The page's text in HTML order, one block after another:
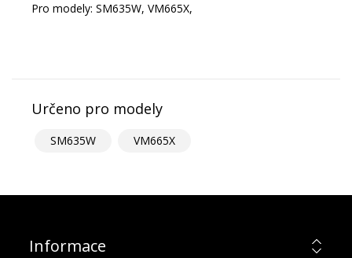
Pro modely: SM635W, VM665X,
Určeno pro modely
SM635W VM665X
Informace